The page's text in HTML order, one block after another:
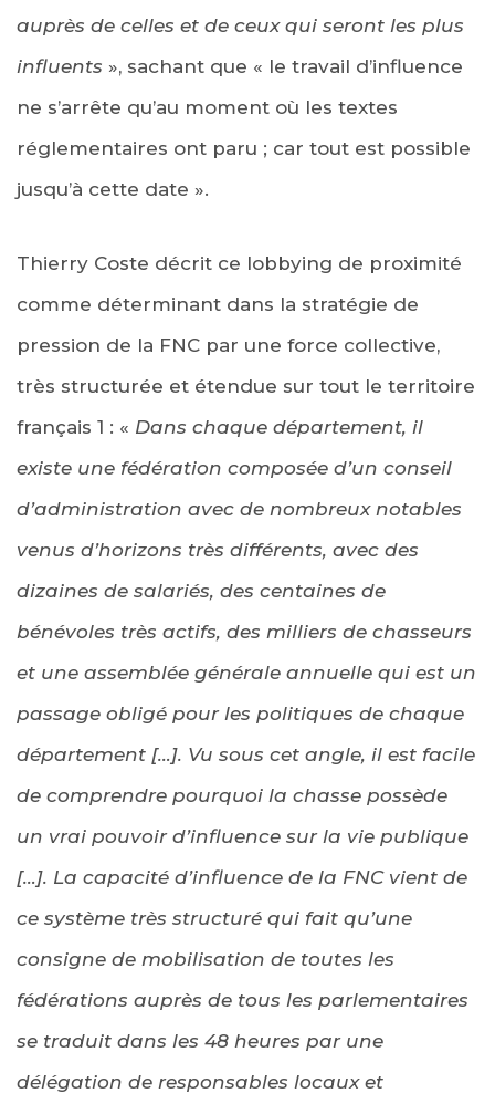
auprès de celles et de ceux qui seront les plus
influents », sachant que « le travail d’influence
ne s’arrête qu’au moment où les textes
réglementaires ont paru ; car tout est possible
jusqu’à cette date ».
Thierry Coste décrit ce lobbying de proximité
comme déterminant dans la stratégie de
pression de la FNC par une force collective,
très structurée et étendue sur tout le territoire
français 1 : « Dans chaque département, il
existe une fédération composée d’un conseil
d’administration avec de nombreux notables
venus d’horizons très différents, avec des
dizaines de salariés, des centaines de
bénévoles très actifs, des milliers de chasseurs
et une assemblée générale annuelle qui est un
passage obligé pour les politiques de chaque
département […]. Vu sous cet angle, il est facile
de comprendre pourquoi la chasse possède
un vrai pouvoir d’influence sur la vie publique
[…]. La capacité d’influence de la FNC vient de
ce système très structuré qui fait qu’une
consigne de mobilisation de toutes les
fédérations auprès de tous les parlementaires
se traduit dans les 48 heures par une
délégation de responsables locaux et